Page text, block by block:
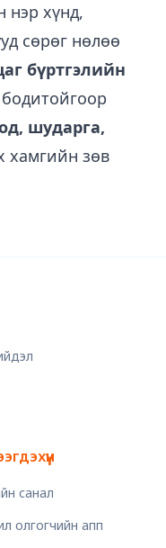
нэр хүнд,
сөрөг нөлөө
бүртгэлийн
шударга,
хамгийн зөв
санал
олгогчийн апп